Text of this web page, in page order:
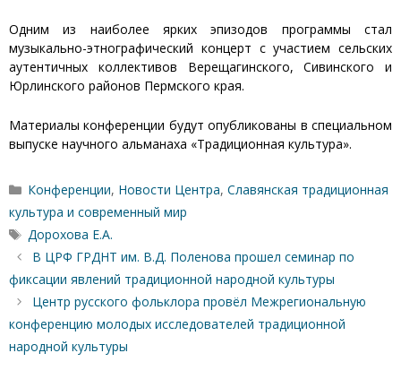
Одним из наиболее ярких эпизодов программы стал
музыкально-этнографический концерт с участием сельских
аутентичных коллективов Верещагинского, Сивинского и
Юрлинского районов Пермского края.
Материалы конференции будут опубликованы в специальном
выпуске научного альманаха «Традиционная культура».
Рубрики
Конференции, Новости Центра,Славянская традиционная
культура и современный мир
Метки
Дорохова Е.А.
В ЦРФ ГРДНТ им. В.Д. Поленова прошел семинар по
фиксации явлений традиционной народной культуры
Центр русского фольклора провёл Межрегиональную
конференцию молодых исследователей традиционной
народной культуры